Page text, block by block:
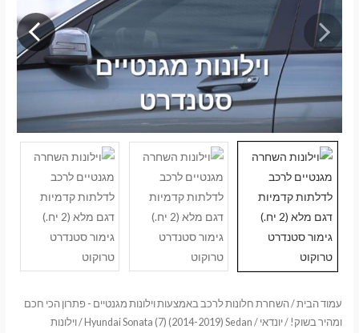
עמוד הבית/השחרת חלונות לרכב באמצעות וילונות מגנטיים - פתרון הכי חכם
ומהיר בשוק! /יונדאי /
Hyundai Sonata (7) (2014-2019) Sedan / וילונות